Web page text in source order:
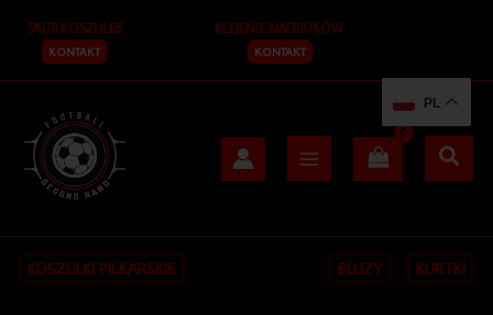
treści
SKUP KOSZULEK
KONTAKT
KLEJENIE NADRUKÓW
KONTAKT
KOSZULKI PIŁKARSKIE BLUZY KURTKI
PL